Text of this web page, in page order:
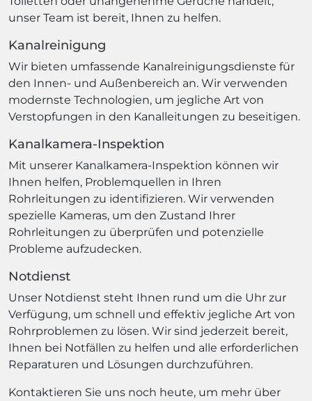
unser Team ist bereit, Ihnen zu helfen.
Kanalreinigung
Wir bieten umfassende Kanalreinigungsdienste für
den Innen- und Außenbereich an. Wir verwenden
modernste Technologien, um jegliche Art von
Verstopfungen in den Kanalleitungen zu beseitigen.
Kanalkamera-Inspektion
Mit unserer Kanalkamera-Inspektion können wir
Ihnen helfen, Problemquellen in Ihren
Rohrleitungen zu identifizieren. Wir verwenden
spezielle Kameras, um den Zustand Ihrer
Rohrleitungen zu überprüfen und potenzielle
Probleme aufzudecken.
Notdienst
Unser Notdienst steht Ihnen rund um die Uhr zur
Verfügung, um schnell und effektiv jegliche Art von
Rohrproblemen zu lösen. Wir sind jederzeit bereit,
Ihnen bei Notfällen zu helfen und alle erforderlichen
Reparaturen und Lösungen durchzuführen.
Kontaktieren Sie uns noch heute, um mehr über